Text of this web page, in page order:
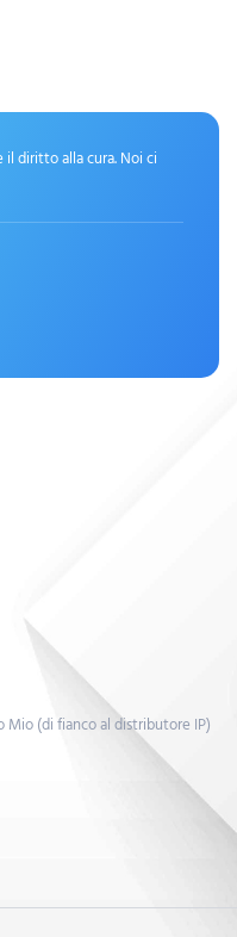
diritto alla cura. Noi ci
Mio (di fianco al distributore IP)